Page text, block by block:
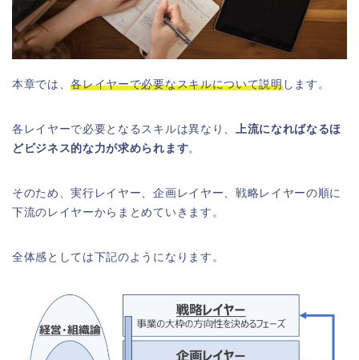
本章では、各レイヤーで必要なスキルについて説明します。
各レイヤーで必要となるスキルは異なり、 上流になればなるほ
どビジネス的な力が求められます。
そのため、実行レイヤー、企画レイヤー、戦略レイヤーの順に
下流のレイヤーからまとめていきます。
全体感としては下記のようになります。